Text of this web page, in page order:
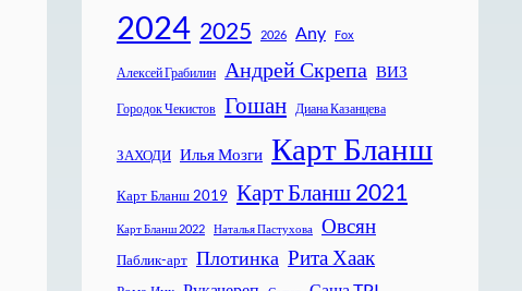
2024 2025 2026 Any Fox
Алексей Грабилин Андрей Скрепа ВИЗ
Городок Чекистов Гошан Диана Казанцева
ЗАХОДИ Илья Мозги Карт Бланш
Карт Бланш 2019 Карт Бланш 2021
Карт Бланш 2022 Наталья Пастухова Овсян
Паблик-арт Плотинка Рита Хаак